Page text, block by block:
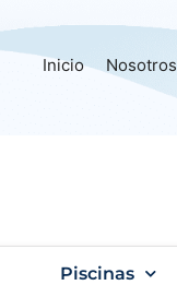
Inicio Nosotros
Piscinas